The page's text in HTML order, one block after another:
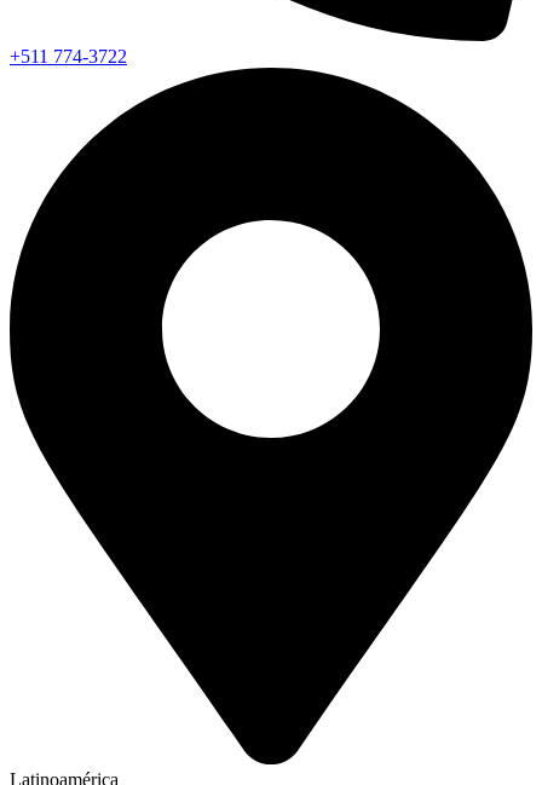
+511 774-3722
Latinoamérica